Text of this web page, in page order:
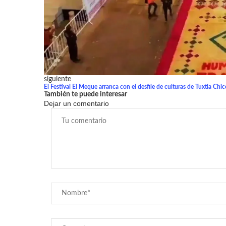
siguiente
El Festival El Meque arranca con el desfile de culturas de Tuxtla
También te puede interesar
Dejar un comentario